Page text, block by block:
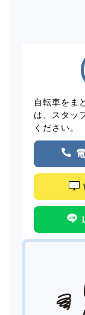
自転車をま
は、スタッ
ください。